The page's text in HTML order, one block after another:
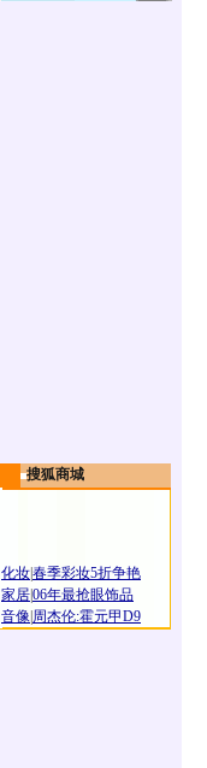
搜狐商城
化妆春季彩妆5折争艳
家居06年最抢眼饰品
音像 周杰伦:霍元甲D9